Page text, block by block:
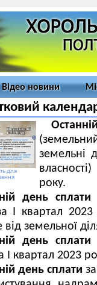
Відео новини
для
земельні
року.
день сплати
І квартал
від земельної
день сплати
І квартал 2023
день сплати